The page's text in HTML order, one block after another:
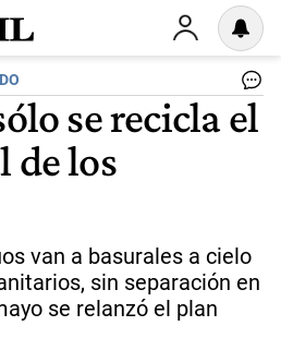
se recicla el
de los
van a basurales a cielo
sin separación en
se relanzó el plan